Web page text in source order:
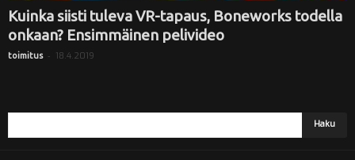
Kuinka siisti tuleva VR-tapaus, Boneworks todella
onkaan? Ensimmäinen pelivideo
toimitus - 18.4.2019